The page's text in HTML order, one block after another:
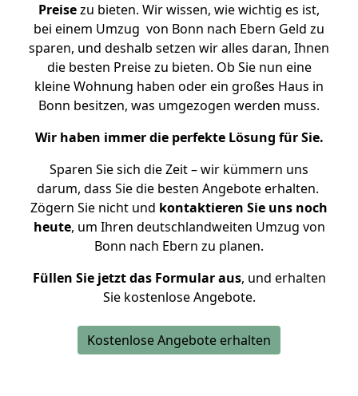
Preisezu bieten. Wir wissen, wie wichtig es ist,
bei einem Umzug von Bonn nach Ebern Geld zu
sparen, und deshalb setzen wir alles daran, Ihnen
die besten Preise zu bieten. Ob Sie nun eine
kleine Wohnung haben oder ein großes Haus in
Bonn besitzen, was umgezogen werden muss.
Wir haben immer die perfekte Lösung für Sie.
Sparen Sie sich die Zeit – wir kümmern uns
darum, dass Sie die besten Angebote erhalten.
Zögern Sie nicht und kontaktieren Sie uns noch
heute, um Ihren deutschlandweiten Umzug von
Bonn nach Ebern zu planen.
Füllen Sie jetzt das Formular aus, und erhalten
Sie kostenlose Angebote.
Kostenlose Angebote erhalten